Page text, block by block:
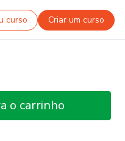
curso Criar um curso
o carrinho